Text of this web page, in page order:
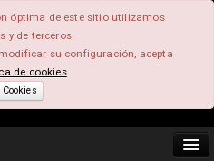
óptima de este sitio utilizamos
y de terceros.
su configuración, acepta
de cookies.